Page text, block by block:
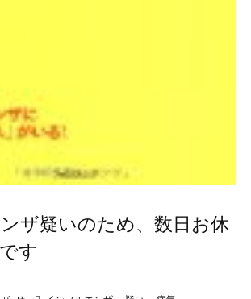
ザ疑いのため、数日お休
す